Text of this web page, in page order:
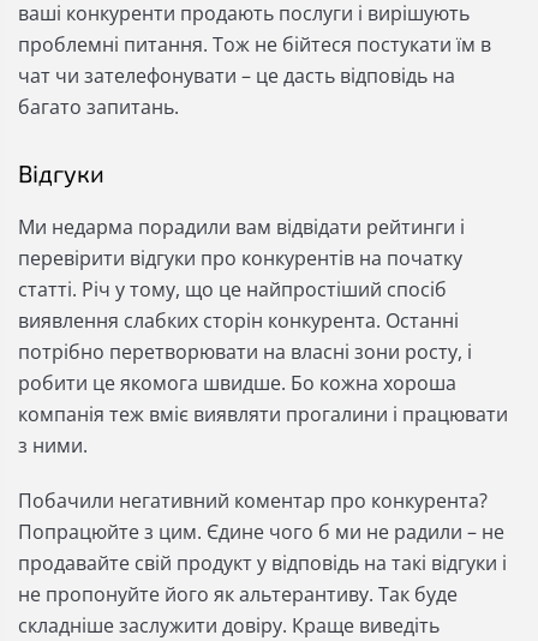
ваші конкуренти продають послуги і вирішують
проблемні питання. Тож не бійтеся постукати їм в
чат чи зателефонувати – це дасть відповідь на
багато запитань.
Відгуки
Ми недарма порадили вам відвідати рейтинги і
перевірити відгуки про конкурентів на початку
статті. Річ у тому, що це найпростіший спосіб
виявлення слабких сторін конкурента. Останні
потрібно перетворювати на власні зони росту, і
робити це якомога швидше. Бо кожна хороша
компанія теж вміє виявляти прогалини і працювати
з ними.
Побачили негативний коментар про конкурента?
Попрацюйте з цим. Єдине чого б ми не радили – не
продавайте свій продукт у відповідь на такі відгуки і
не пропонуйте його як альтерантиву. Так буде
складніше заслужити довіру. Краще виведіть